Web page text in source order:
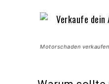
Motorschaden